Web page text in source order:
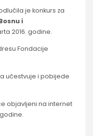
je konkurs za
i
2016. godine.
Fondacije
učestvuje i pobijede
objavljeni na internet